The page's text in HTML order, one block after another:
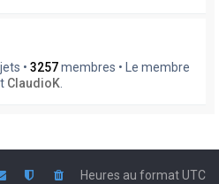
• 3257membres • Le membre
ClaudioK
Heures au formatUTC